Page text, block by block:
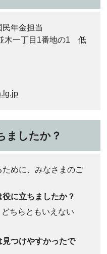
年金担当
木一丁目1番地の1 低
ましたか？
めに、みなさまのご
に立ちましたか？
どちらともいえない
つけやすかったで